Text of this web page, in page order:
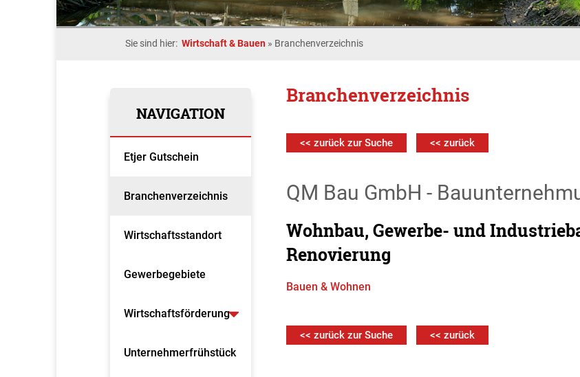
Sie sind hier: Wirtschaft & Bauen » Branchenverzeichnis
NAVIGATION
Etjer Gutschein
Branchenverzeichnis
Wirtschaftsstandort
Gewerbegebiete
Wirtschaftsförderung
Unternehmerfrühstück
Branchenverzeichnis
<< zurück zur Suche << zurück
QM Bau GmbH -
Wohnbau, Gewerbe- und
Renovierung
Bauen & Wohnen
<< zurück zur Suche << zurück